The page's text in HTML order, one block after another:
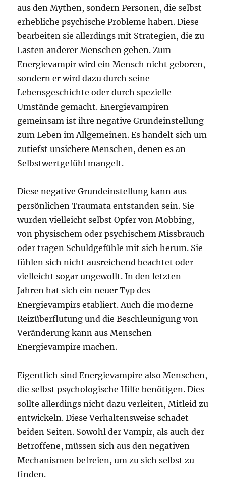
aus den Mythen, sondern Personen, die selbst
erhebliche psychische Probleme haben. Diese
bearbeiten sie allerdings mit Strategien, die zu
Lasten anderer Menschen gehen. Zum
Energievampir wird ein Mensch nicht geboren,
sondern er wird dazu durch seine
Lebensgeschichte oder durch spezielle
Umstände gemacht. Energievampiren
gemeinsam ist ihre negative Grundeinstellung
zum Leben im Allgemeinen. Es handelt sich um
zutiefst unsichere Menschen, denen es an
Selbstwertgefühl mangelt.
Diese negative Grundeinstellung kann aus
persönlichen Traumata entstanden sein. Sie
wurden vielleicht selbst Opfer von Mobbing,
von physischem oder psychischem Missbrauch
oder tragen Schuldgefühle mit sich herum. Sie
fühlen sich nicht ausreichend beachtet oder
vielleicht sogar ungewollt. In den letzten
Jahren hat sich ein neuer Typ des
Energievampirs etabliert. Auch die moderne
Reizüberflutung und die Beschleunigung von
Veränderung kann aus Menschen
Energievampire machen.
Eigentlich sind Energievampire also Menschen,
die selbst psychologische Hilfe benötigen. Dies
sollte allerdings nicht dazu verleiten, Mitleid zu
entwickeln. Diese Verhaltensweise schadet
beiden Seiten. Sowohl der Vampir, als auch der
Betroffene, müssen sich aus den negativen
Mechanismen befreien, um zu sich selbst zu
finden.